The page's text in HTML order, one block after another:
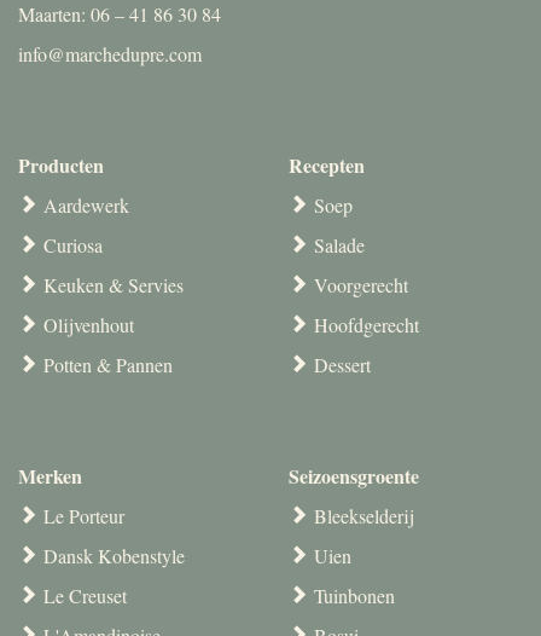
Maarten: 06 – 41 86 30 84
info@marchedupre.com
Producten
Aardewerk
Curiosa
Keuken & Servies
Olijvenhout
Potten & Pannen
Merken
Le Porteur
Dansk Kobenstyle
Le Creuset
Recepten
Soep
Salade
Voorgerecht
Hoofdgerecht
Dessert
Seizoensgroente
Bleekselderij
Uien
Tuinbonen